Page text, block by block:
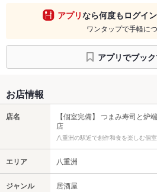
アプリなら何度もログイ
ワンタップで手軽に
アプリでブッ
お店情報
店名
【個室完備】 つまみ寿司と
店
八重洲の駅近で創作和食を楽しむ個
エリア 八重洲
ジャンル 居酒屋